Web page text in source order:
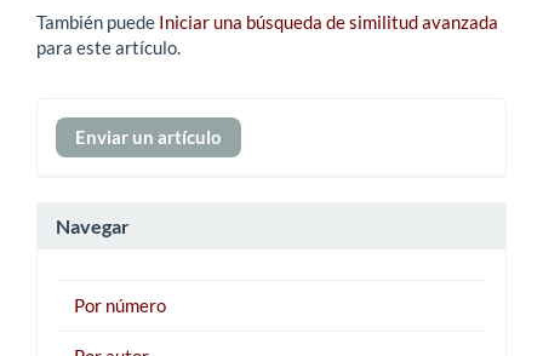
También puede Iniciar una búsqueda de similitud avanzada
para este artículo.
Enviar
un
Enviar un artículo
Navegar
Por número